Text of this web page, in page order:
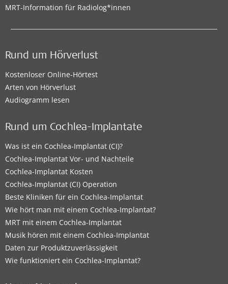
MRT-Information für Radiolog*innen
Rund um Hörverlust
Kostenloser Online-Hörtest
Arten von Hörverlust
Audiogramm lesen
Rund um Cochlea-Implantate
Was ist ein Cochlea-Implantat (CI)?
Cochlea-Implantat Vor- und Nachteile
Cochlea-Implantat Kosten
Cochlea-Implantat (CI) Operation
Beste Kliniken für ein Cochlea-Implantat
Wie hört man mit einem Cochlea-Implantat?
MRT mit einem Cochlea-Implantat
Musik hören mit einem Cochlea-Implantat
Daten zur Produktzuverlässigkeit
Wie funktioniert ein Cochlea-Implantat?